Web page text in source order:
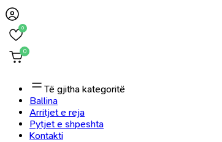
0
0
Të gjitha kategoritë
Ballina
Arritjet e reja
Pytjet e shpeshta
Kontakti